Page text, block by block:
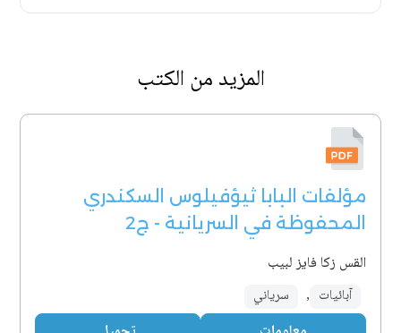
المزيد من الكتب
مؤلفات البابا ثيؤفيلوس السكندري
المحفوظة في السريانية - ج2
القس زكا فايز لبيب
آبائيات , سرياني